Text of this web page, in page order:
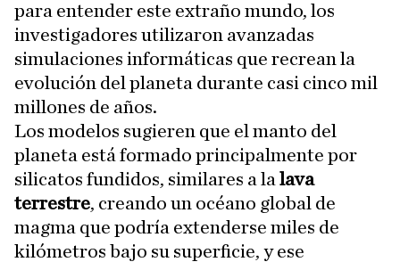
para entender este extraño mundo, los
investigadores utilizaron avanzadas
simulaciones informáticas que recrean la
evolución del planeta durante casi cinco mil
millones de años.
Los modelos sugieren que el manto del
planeta está formado principalmente por
silicatos fundidos, similares a la lava
terrestre, creando un océano global de
magma que podría extenderse miles de
kilómetros bajo su superficie, y ese